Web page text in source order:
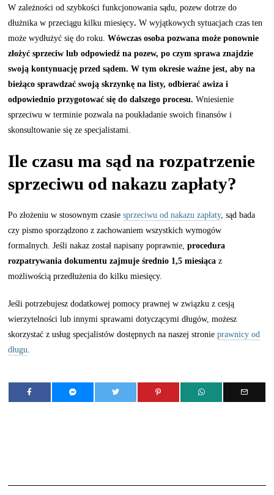
W zależności od szybkości funkcjonowania sądu, pozew dotrze do
dłużnika w przeciągu kilku miesięcy. W wyjątkowych sytuacjach czas ten
może wydłużyć się do roku.Wówczas osoba pozwana może ponownie
złożyć sprzeciw lub odpowiedź na pozew, po czym sprawa znajdzie
swoją kontynuację przed sądem. W tym okresie ważne jest, aby na
bieżąco sprawdzać swoją skrzynkę na listy, odbierać awiza i
odpowiednio przygotować się do dalszego procesu.Wniesienie
sprzeciwu w terminie pozwala na poukładanie swoich finansów i
skonsultowanie się ze specjalistami.
Ile czasu ma sąd na rozpatrzenie
sprzeciwu od nakazu zapłaty?
Po złożeniu w stosownym czasiesprzeciwu od nakazu zapłaty, sąd bada
czy pismo sporządzono z zachowaniem wszystkich wymogów
formalnych. Jeśli nakaz został napisany poprawnie,procedura
rozpatrywania dokumentu zajmuje średnio 1,5 miesiąca z
możliwością przedłużenia do kilku miesięcy.
Jeśli potrzebujesz dodatkowej pomocy prawnej w związku z cesją
wierzytelności lub innymi sprawami dotyczącymi długów, możesz
skorzystać z usług specjalistów dostępnych na naszej stronieprawnicy od
długu